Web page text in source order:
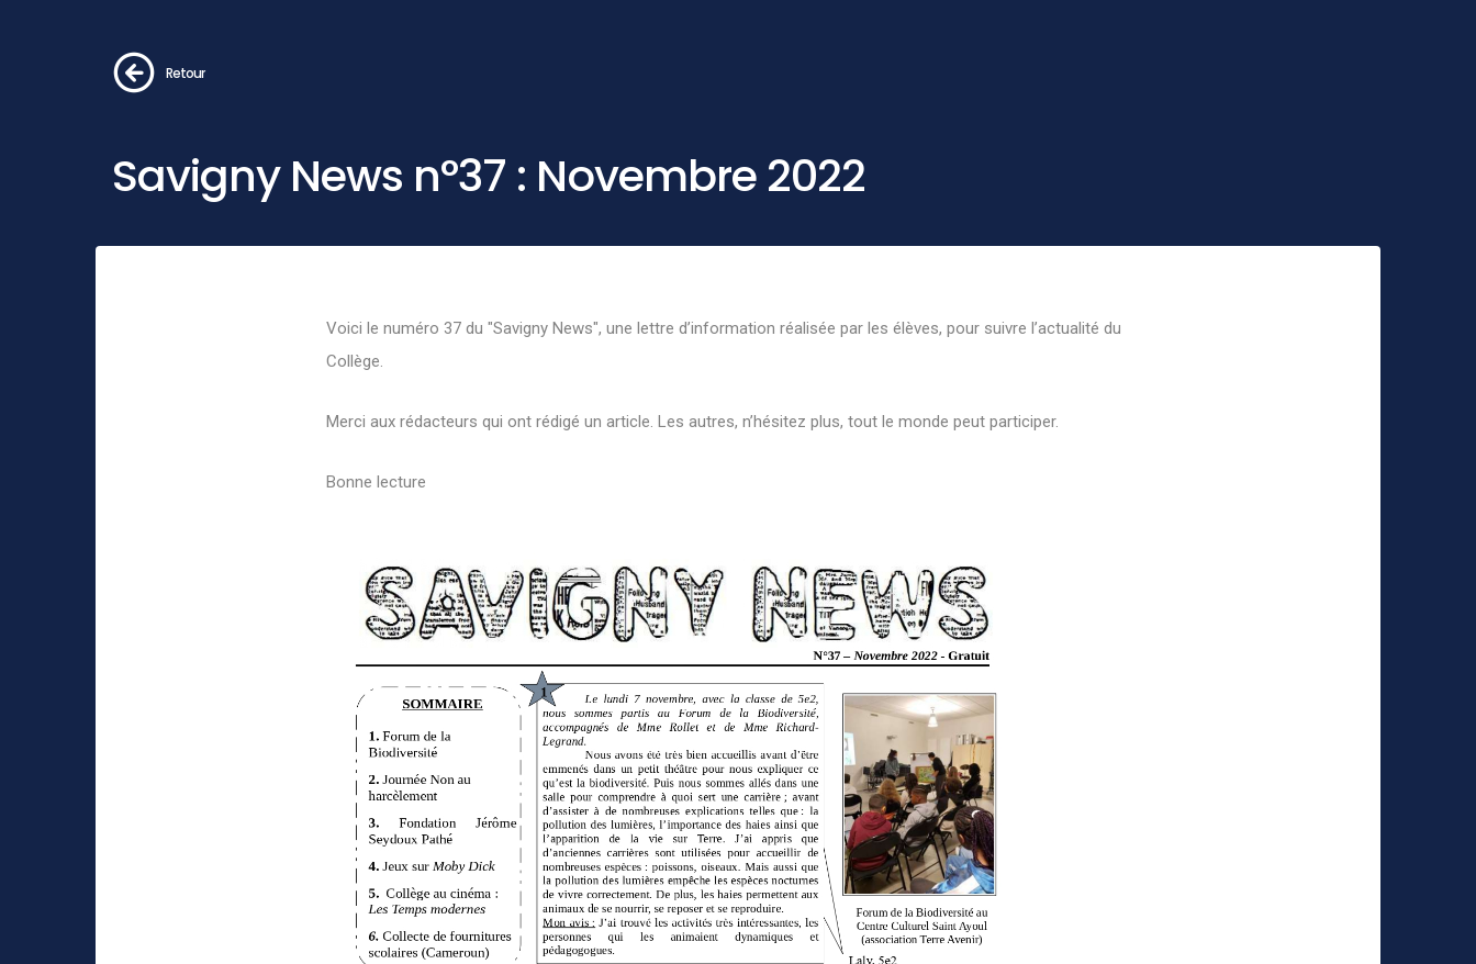
Retour
Savigny News n°37 : Novembre 2022
Voici le numéro 37 du "Savigny News", une lettre d’information réalisée par les élèves, pour suivre l’actualité du
Collège.
Merci aux rédacteurs qui ont rédigé un article. Les autres, n’hésitez plus, tout le monde peut participer.
Bonne lecture